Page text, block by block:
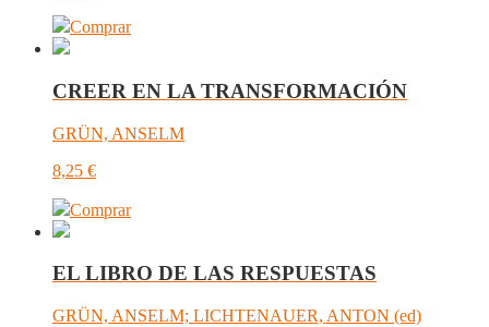
Comprar
CREER EN LA TRANSFORMACIÓN
GRÜN, ANSELM
8,25 €
Comprar
EL LIBRO DE LAS RESPUESTAS
GRÜN, ANSELM; LICHTENAUER, ANTON (ed)